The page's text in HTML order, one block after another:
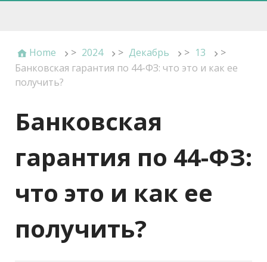
Home > 2024 > Декабрь > 13
>
Банковская гарантия по 44-ФЗ: что это и как ее
получить?
Банковская
гарантия по 44-ФЗ:
что это и как ее
получить?